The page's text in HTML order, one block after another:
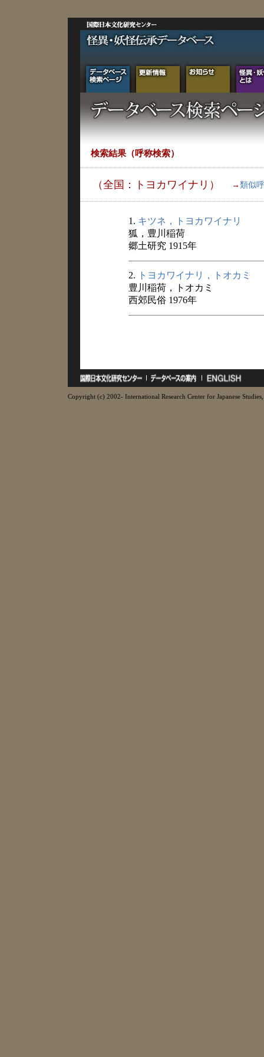
検索結果（呼称検索）
（全国：トヨカワイナリ） → 類似
1. キツネ，トヨカワイナリ
狐，豊川稲荷
郷土研究 1915年
2.
トヨカワイナリ，トオカミ
豊川稲荷，トオカミ
西郊民俗 1976年
Copyright (c) 2002- International Research Center for Japanese